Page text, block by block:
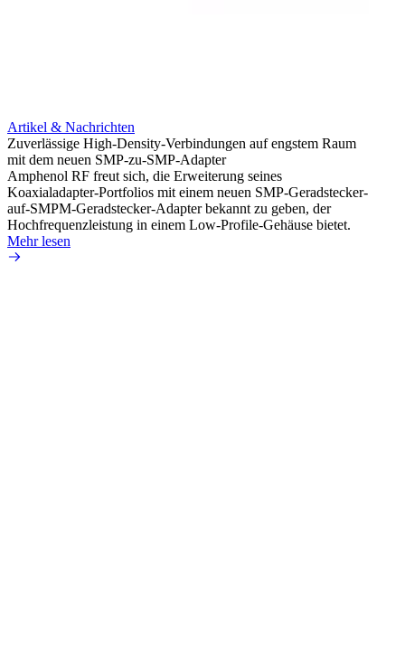
Artikel & Nachrichten
Zuverlässige High-Density-Verbindungen auf engstem Raum
mit dem neuen SMP-zu-SMP-Adapter
Amphenol RF freut sich, die Erweiterung seines
Koaxialadapter-Portfolios mit einem neuen SMP-Geradstecker-
auf-SMPM-Geradstecker-Adapter bekannt zu geben, der
Hochfrequenzleistung in einem Low-Profile-Gehäuse bietet.
Mehr lesen